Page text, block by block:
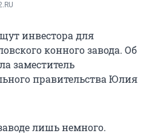
инвестора для
конного завода. Об
заместитель
правительства Юлия
лишь немного.